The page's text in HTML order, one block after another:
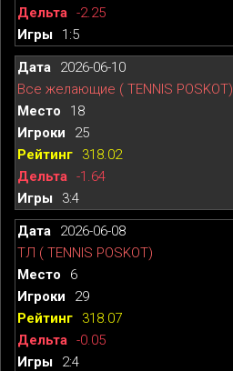
-2.25
1:5
2026-06-10
Все желающие ( TENNIS POSKOT)
18
25
318.02
-1.64
3:4
2026-06-08
ТЛ ( TENNIS POSKOT)
6
29
318.07
-0.05
2:4